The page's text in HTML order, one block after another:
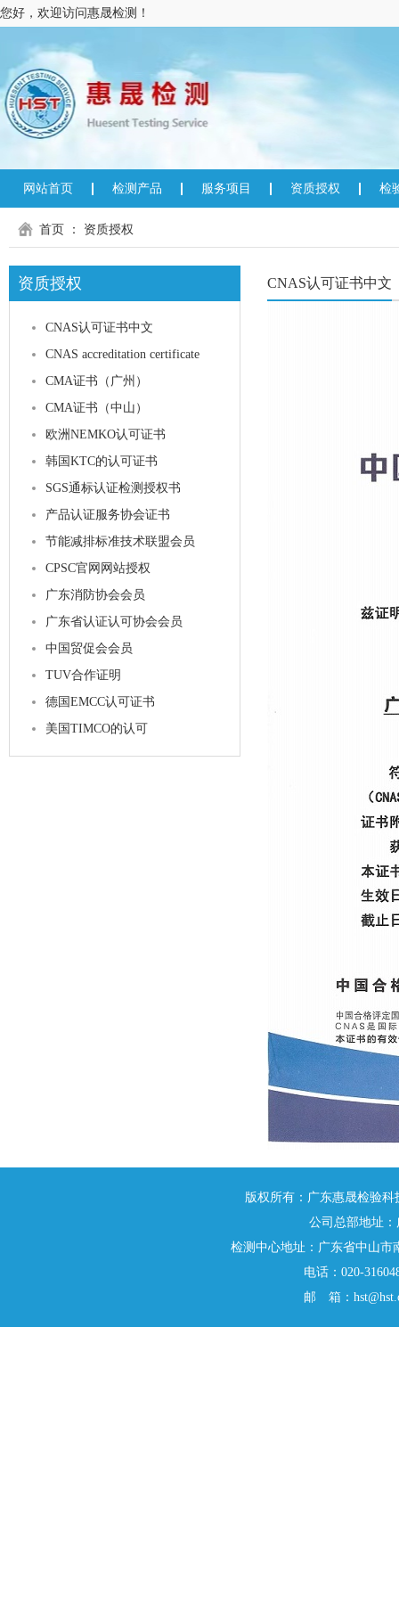
您好，欢迎访问惠晟检测！
网站首页 检测产品 服务项目 资质授权 检
首页 ： 资质授权
资质授权
CNAS认可证书中文
CNAS accreditation certificate
CMA证书（广州）
CMA证书（中山）
欧洲NEMKO认可证书
韩国KTC的认可证书
SGS通标认证检测授权书
产品认证服务协会证书
节能减排标准技术联盟会员
CPSC官网网站授权
广东消防协会会员
广东省认证认可协会会员
中国贸促会会员
TUV合作证明
德国EMCC认可证书
美国TIMCO的认可
CNAS认可证书中文
版权所有：广东惠晟检验
公司总部地址：
检测中心地址：广东省中山市
电话：020-
邮 箱：